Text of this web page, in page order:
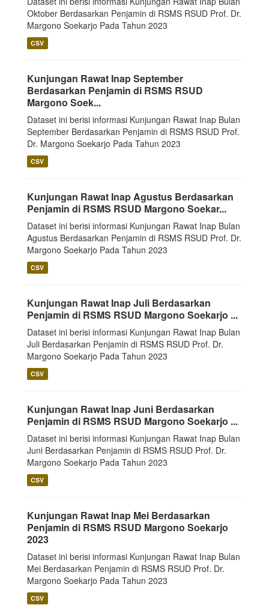
Oktober Berdasarkan Penjamin di RSMS RSUD Prof. Dr.
Margono Soekarjo Pada Tahun 2023
CSV
Kunjungan Rawat Inap September
Berdasarkan Penjamin di RSMS RSUD
Margono Soek...
Dataset ini berisi informasi Kunjungan Rawat Inap Bulan
September Berdasarkan Penjamin di RSMS RSUD Prof.
Dr. Margono Soekarjo Pada Tahun 2023
CSV
Kunjungan Rawat Inap Agustus Berdasarkan
Penjamin di RSMS RSUD Margono Soekar...
Dataset ini berisi informasi Kunjungan Rawat Inap Bulan
Agustus Berdasarkan Penjamin di RSMS RSUD Prof. Dr.
Margono Soekarjo Pada Tahun 2023
CSV
Kunjungan Rawat Inap Juli Berdasarkan
Penjamin di RSMS RSUD Margono Soekarjo ...
Dataset ini berisi informasi Kunjungan Rawat Inap Bulan
Juli Berdasarkan Penjamin di RSMS RSUD Prof. Dr.
Margono Soekarjo Pada Tahun 2023
CSV
Kunjungan Rawat Inap Juni Berdasarkan
Penjamin di RSMS RSUD Margono Soekarjo ...
Dataset ini berisi informasi Kunjungan Rawat Inap Bulan
Juni Berdasarkan Penjamin di RSMS RSUD Prof. Dr.
Margono Soekarjo Pada Tahun 2023
CSV
Kunjungan Rawat Inap Mei Berdasarkan
Penjamin di RSMS RSUD Margono Soekarjo
2023
Dataset ini berisi informasi Kunjungan Rawat Inap Bulan
Mei Berdasarkan Penjamin di RSMS RSUD Prof. Dr.
Margono Soekarjo Pada Tahun 2023
CSV